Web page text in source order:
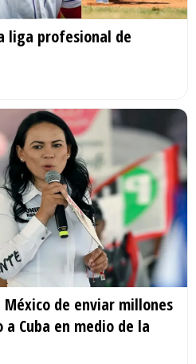
liga profesional de
México de enviar millones
Cuba en medio de la